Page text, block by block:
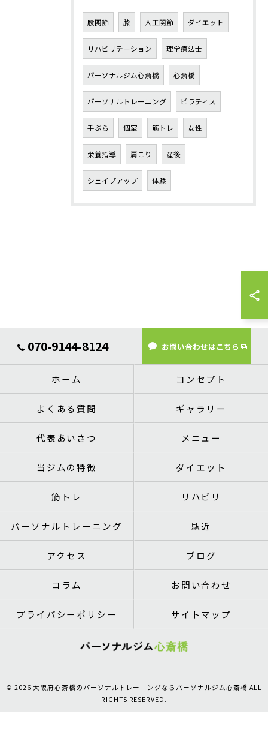
股関節 膝 人工関節 ダイエット
リハビリテーション 理学療法士
パーソナルジム心斎橋 心斎橋
パーソナルトレーニング ピラティス
手ぶら 個室 筋トレ 女性
栄養指導 肩こり 産後
シェイプアップ 体験
070-9144-8124 お問い合わせはこちら
ホーム コンセプト
よくある質問 ギャラリー
代表あいさつ メニュー
当ジムの特徴 ダイエット
筋トレ リハビリ
パーソナルトレーニング 駅近
アクセス ブログ
コラム お問い合わせ
プライバシーポリシー サイトマップ
© 2026 大阪府心斎橋のパーソナルトレーニングならパーソナルジム心斎橋 ALL
RIGHTS RESERVED.